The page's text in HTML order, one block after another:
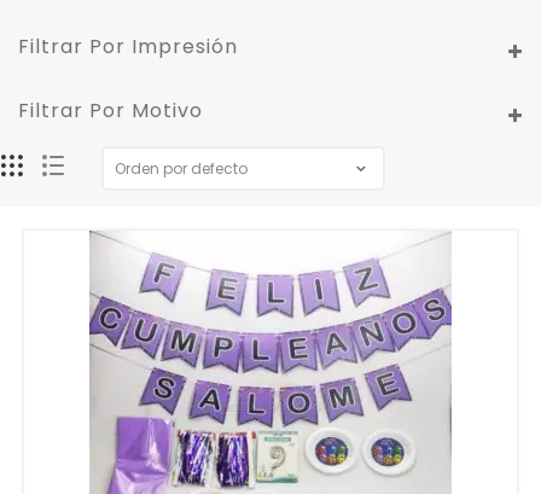
Filtrar Por Impresión
Filtrar Por Motivo